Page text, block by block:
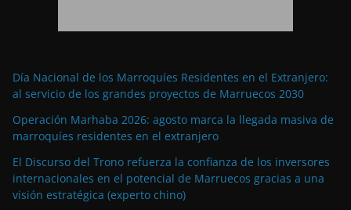
Día Nacional de los Marroquíes Residentes en el Extranjero:
al servicio de los grandes proyectos de Marruecos 2030
Operación Marhaba 2026: agosto marca la llegada masiva de
marroquíes residentes en el extranjero
El Discurso del Trono refuerza la confianza de los inversores
internacionales en el potencial de Marruecos gracias a una
visión estratégica (experto chino)